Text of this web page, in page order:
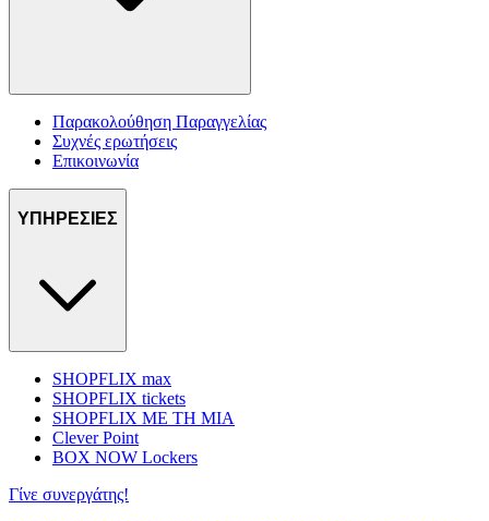
Παρακολούθηση Παραγγελίας
Συχνές ερωτήσεις
Επικοινωνία
ΥΠΗΡΕΣΙΕΣ
SHOPFLIX max
SHOPFLIX tickets
SHOPFLIX ΜΕ ΤΗ ΜΙΑ
Clever Point
BOX NOW Lockers
Γίνε συνεργάτης!